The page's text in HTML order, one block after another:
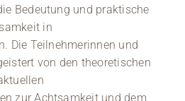
Bedeutung und praktische
in
Die Teilnehmerinnen und
von den theoretischen
zur Achtsamkeit und dem